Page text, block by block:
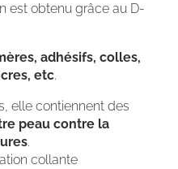
est obtenu grâce au D-
adhésifs, colles,
etc.
elle contiennent des
peau contre la
.
collante